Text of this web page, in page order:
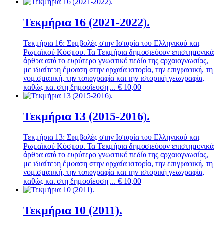
Τεκμήρια 16 (2021-2022).
Τεκμήρια 16: Συμβολές στην Ιστορία του Ελληνικού και
Ρωμαϊκού Κόσμου. Τα Τεκμήρια δημοσιεύουν επιστημονικά
άρθρα από το ευρύτερο γνωστικό πεδίο της αρχαιογνωσίας,
με ιδιαίτερη έμφαση στην αρχαία ιστορία, την επιγραφική, τη
νομισματική, την τοπογραφία και την ιστορική γεωγραφία,
καθώς και στη δημοσίευση,... € 10,00
Τεκμήρια 13 (2015-2016).
Τεκμήρια 13: Συμβολές στην Ιστορία του Ελληνικού και
Ρωμαϊκού Κόσμου. Τα Τεκμήρια δημοσιεύουν επιστημονικά
άρθρα από το ευρύτερο γνωστικό πεδίο της αρχαιογνωσίας,
με ιδιαίτερη έμφαση στην αρχαία ιστορία, την επιγραφική, τη
νομισματική, την τοπογραφία και την ιστορική γεωγραφία,
καθώς και στη δημοσίευση,... € 10,00
Τεκμήρια 10 (2011).